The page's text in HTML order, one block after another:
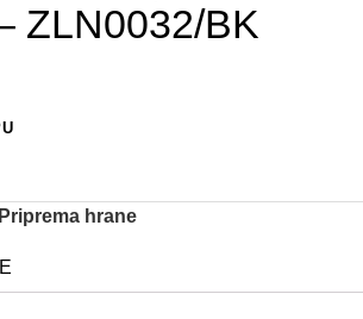
ZLN0032/BK
Priprema hrane